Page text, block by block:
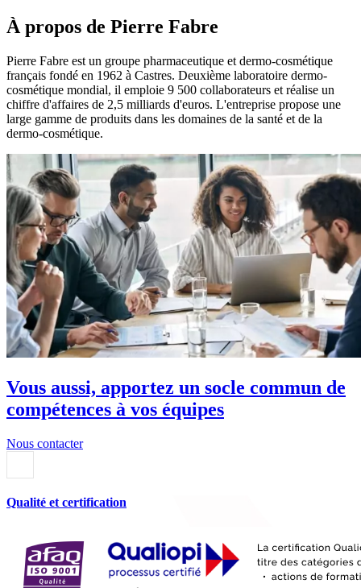
À propos de Pierre Fabre
Pierre Fabre est un groupe pharmaceutique et dermo-cosmétique
français fondé en 1962 à Castres. Deuxième laboratoire dermo-
cosmétique mondial, il emploie 9 500 collaborateurs et réalise un
chiffre d'affaires de 2,5 milliards d'euros. L'entreprise propose une
large gamme de produits dans les domaines de la santé et de la
dermo-cosmétique.
Vous aussi, apportez un socle commun de
compétences à vos équipes
Nous contacter
Qualité et certification